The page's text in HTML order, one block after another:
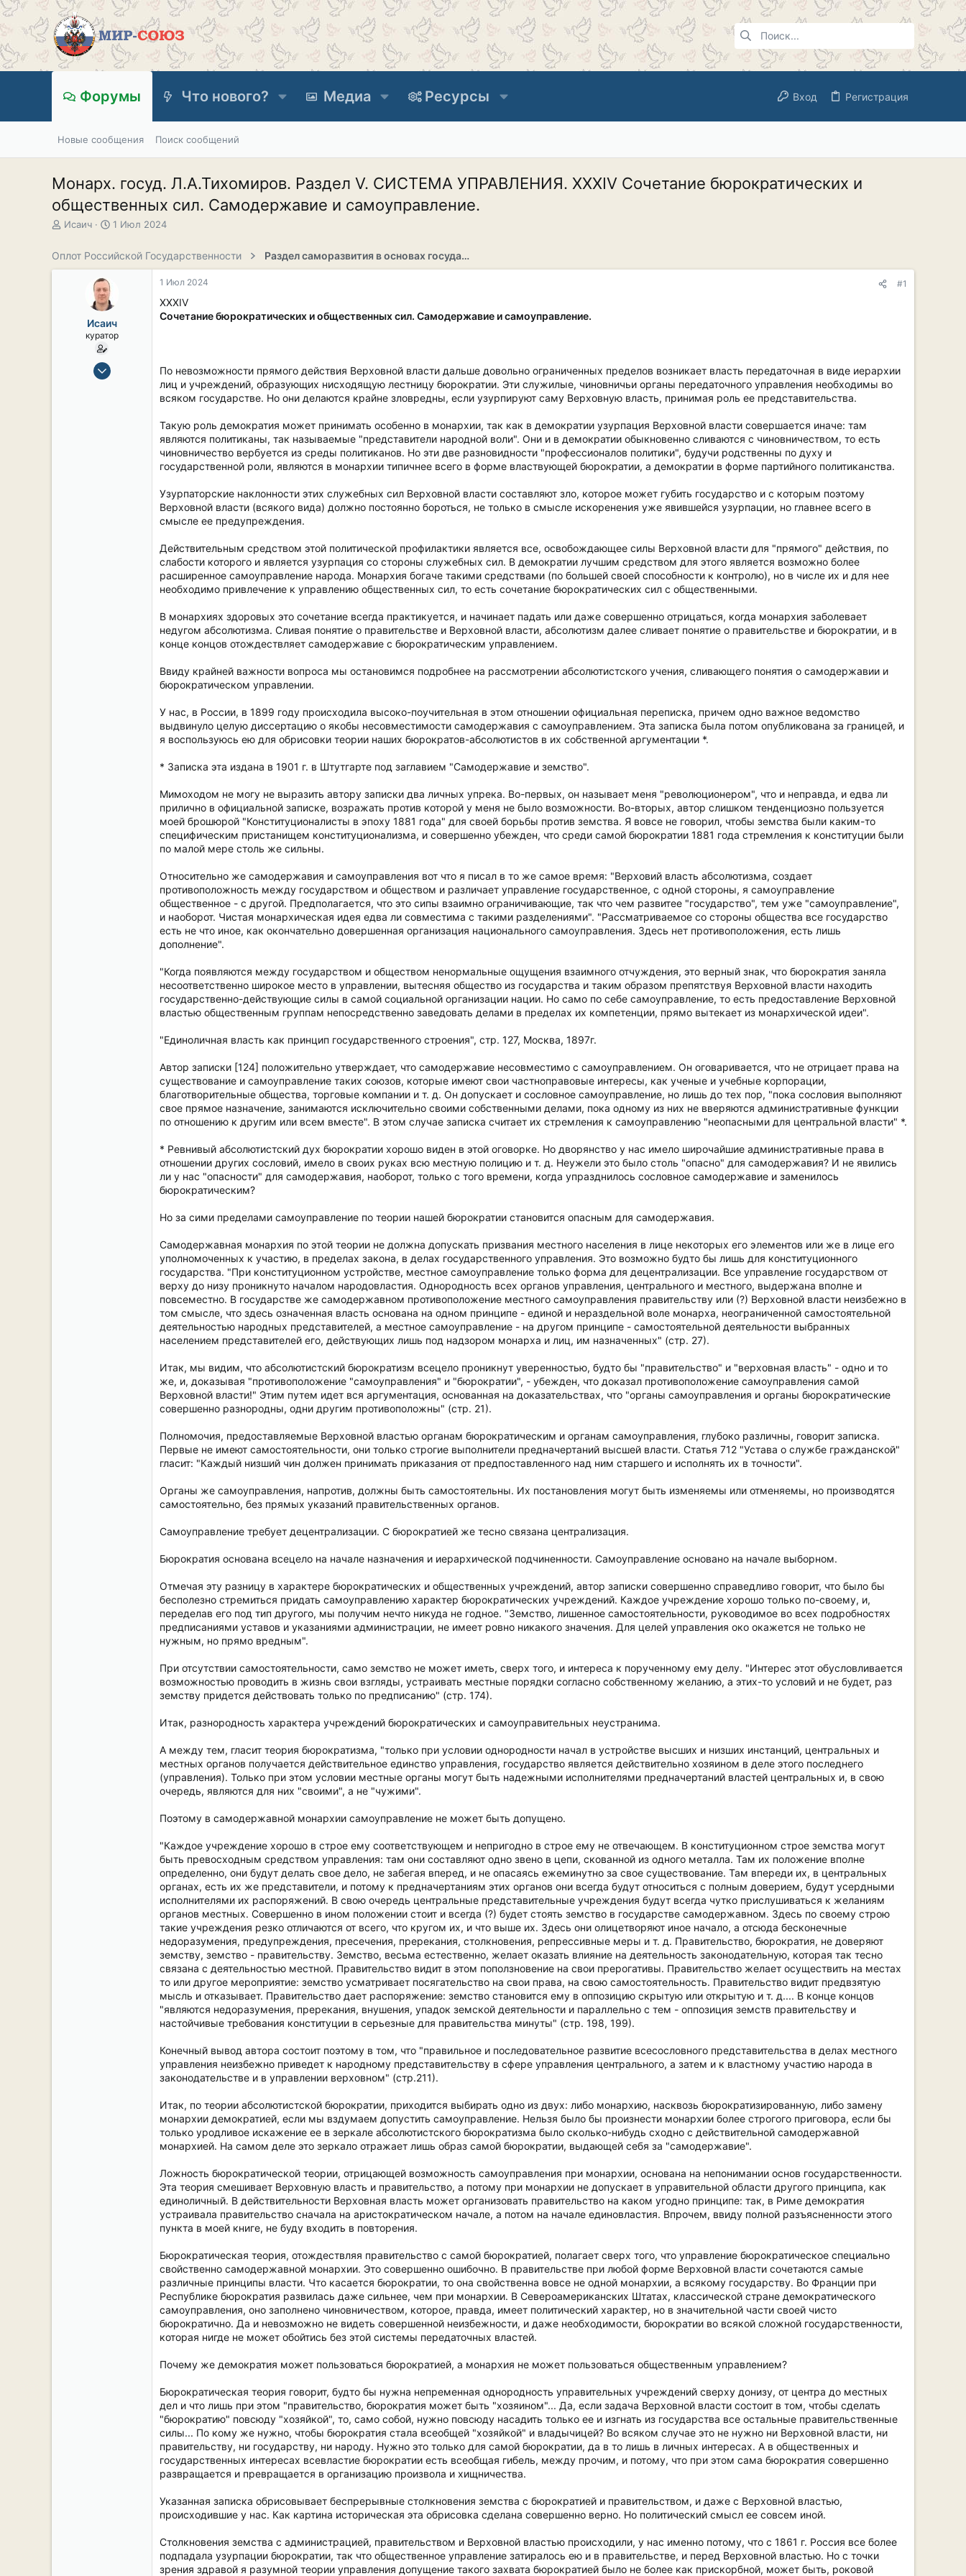
Форумы Что нового? Медиа Ресурсы Вход Регистрация
Новые сообщения Поиск сообщений
Монарх. госуд. Л.А.Тихомиров. Раздел V. СИСТЕМА УПРАВЛЕНИЯ. XXXIV Сочетание бюрократических и
общественных сил. Самодержавие и самоуправление.
А
о
Исаич
Д
а
л
а
1 Июл 2024
Оплот Российской Государственности Раздел саморазвития в основах государственности
Исаич
куратор
15 Сен 2019
1 Июл 2024 #1
XXXIV
Сочетание бюрократических и общественных сил. Самодержавие и самоуправление.
По невозможности прямого действия Верховной власти дальше довольно ограниченных пределов возникает власть передаточная в виде иерархии
лиц и учреждений, образующих нисходящую лестницу бюрократии. Эти служилые, чиновничьи органы передаточного управления необходимы во
всяком государстве. Но они делаются крайне зловредны, если узурпируют саму Верховную власть, принимая роль ее представительства.
Такую роль демократия может принимать особенно в монархии, так как в демократии узурпация Верховной власти совершается иначе: там
являются политиканы, так называемые "представители народной воли". Они и в демократии обыкновенно сливаются с чиновничеством, то есть
чиновничество вербуется из среды политиканов. Но эти две разновидности "профессионалов политики", будучи родственны по духу и
государственной роли, являются в монархии типичнее всего в форме властвующей бюрократии, а демократии в форме партийного политиканства.
Узурпаторские наклонности этих служебных сил Верховной власти составляют зло, которое может губить государство и с которым поэтому
Верховной власти (всякого вида) должно постоянно бороться, не только в смысле искоренения уже явившейся узурпации, но главнее всего в
смысле ее предупреждения.
Действительным средством этой политической профилактики является все, освобождающее силы Верховной власти для "прямого" действия, по
слабости которого и является узурпация со стороны служебных сил. В демократии лучшим средством для этого является возможно более
расширенное самоуправление народа. Монархия богаче такими средствами (по большей своей способности к контролю), но в числе их и для нее
необходимо привлечение к управлению общественных сил, то есть сочетание бюрократических сил с общественными.
В монархиях здоровых это сочетание всегда практикуется, и начинает падать или даже совершенно отрицаться, когда монархия заболевает
недугом абсолютизма. Сливая понятие о правительстве и Верховной власти, абсолютизм далее сливает понятие о правительстве и бюрократии, и в
конце концов отождествляет самодержавие с бюрократическим управлением.
Ввиду крайней важности вопроса мы остановимся подробнее на рассмотрении абсолютистского учения, сливающего понятия о самодержавии и
бюрократическом управлении.
У нас, в России, в 1899 году происходила высоко-поучительная в этом отношении официальная переписка, причем одно важное ведомство
выдвинуло целую диссертацию о якобы несовместимости самодержавия с самоуправлением. Эта записка была потом опубликована за границей, и
я воспользуюсь ею для обрисовки теории наших бюрократов-абсолютистов в их собственной аргументации *.
* Записка эта издана в 1901 г. в Штутгарте под заглавием "Самодержавие и земство".
Мимоходом не могу не выразить автору записки два личных упрека. Во-первых, он называет меня "революционером", что и неправда, и едва ли
прилично в официальной записке, возражать против которой у меня не было возможности. Во-вторых, автор слишком тенденциозно пользуется
моей брошюрой "Конституционалисты в эпоху 1881 года" для своей борьбы против земства. Я вовсе не говорил, чтобы земства были каким-то
специфическим пристанищем конституционализма, и совершенно убежден, что среди самой бюрократии 1881 года стремления к конституции были
по малой мере столь же сильны.
Относительно же самодержавия и самоуправления вот что я писал в то же самое время: "Верховий власть абсолютизма, создает
противоположность между государством и обществом и различает управление государственное, с одной стороны, я самоуправление
общественное - с другой. Предполагается, что это сипы взаимно ограничивающие, так что чем развитее "государство", тем уже "самоуправление",
и наоборот. Чистая монархическая идея едва ли совместима с такими разделениями". "Рассматриваемое со стороны общества все государство
есть не что иное, как окончательно довершенная организация национального самоуправления. Здесь нет противоположения, есть лишь
дополнение".
"Когда появляются между государством и обществом ненормальные ощущения взаимного отчуждения, это верный знак, что бюрократия заняла
несоответственно широкое место в управлении, вытесняя общество из государства и таким образом препятствуя Верховной власти находить
государственно-действующие силы в самой социальной организации нации. Но само по себе самоуправление, то есть предоставление Верховной
властью общественным группам непосредственно заведовать делами в пределах их компетенции, прямо вытекает из монархической идеи".
"Единоличная власть как принцип государственного строения", стр. 127, Москва, 1897г.
Автор записки [124] положительно утверждает, что самодержавие несовместимо с самоуправлением. Он оговаривается, что не отрицает права на
существование и самоуправление таких союзов, которые имеют свои частноправовые интересы, как ученые и учебные корпорации,
благотворительные общества, торговые компании и т. д. Он допускает и сословное самоуправление, но лишь до тех пор, "пока сословия выполняют
свое прямое назначение, занимаются исключительно своими собственными делами, пока одному из них не вверяются административные функции
по отношению к другим или всем вместе". В этом случае записка считает их стремления к самоуправлению "неопасными для центральной власти" *.
* Ревнивый абсолютистский дух бюрократии хорошо виден в этой оговорке. Но дворянство у нас имело широчайшие административные права в
отношении других сословий, имело в своих руках всю местную полицию и т. д. Неужели это было столь "опасно" для самодержавия? И не явились
ли у нас "опасности" для самодержавия, наоборот, только с того времени, когда упразднилось сословное самодержавие и заменилось
бюрократическим?
Но за сими пределами самоуправление по теории нашей бюрократии становится опасным для самодержавия.
Самодержавная монархия по этой теории не должна допускать призвания местного населения в лице некоторых его элементов или же в лице его
уполномоченных к участию, в пределах закона, в делах государственного управления. Это возможно будто бы лишь для конституционного
государства. "При конституционном устройстве, местное самоуправление только форма для децентрализации. Все управление государством от
верху до низу проникнуто началом народовластия. Однородность всех органов управления, центрального и местного, выдержана вполне и
повсеместно. В государстве же самодержавном противоположение местного самоуправления правительству или (?) Верховной власти неизбежно в
том смысле, что здесь означенная власть основана на одном принципе - единой и нераздельной воле монарха, неограниченной самостоятельной
деятельностью народных представителей, а местное самоуправление - на другом принципе - самостоятельной деятельности выбранных
населением представителей его, действующих лишь под надзором монарха и лиц, им назначенных" (стр. 27).
Итак, мы видим, что абсолютистский бюрократизм всецело проникнут уверенностью, будто бы "правительство" и "верховная власть" - одно и то
же, и, доказывая "противоположение "самоуправления" и "бюрократии", - убежден, что доказал противоположение самоуправления самой
Верховной власти!" Этим путем идет вся аргументация, основанная на доказательствах, что "органы самоуправления и органы бюрократические
совершенно разнородны, одни другим противоположны" (стр. 21).
Полномочия, предоставляемые Верховной властью органам бюрократическим и органам самоуправления, глубоко различны, говорит записка.
Первые не имеют самостоятельности, они только строгие выполнители предначертаний высшей власти. Статья 712 "Устава о службе гражданской"
гласит: "Каждый низший чин должен принимать приказания от предпоставленного над ним старшего и исполнять их в точности".
Органы же самоуправления, напротив, должны быть самостоятельны. Их постановления могут быть изменяемы или отменяемы, но производятся
самостоятельно, без прямых указаний правительственных органов.
Самоуправление требует децентрализации. С бюрократией же тесно связана централизация.
Бюрократия основана всецело на начале назначения и иерархической подчиненности. Самоуправление основано на начале выборном.
Отмечая эту разницу в характере бюрократических и общественных учреждений, автор записки совершенно справедливо говорит, что было бы
бесполезно стремиться придать самоуправлению характер бюрократических учреждений. Каждое учреждение хорошо только по-своему, и,
переделав его под тип другого, мы получим нечто никуда не годное. "Земство, лишенное самостоятельности, руководимое во всех подробностях
предписаниями уставов и указаниями администрации, не имеет ровно никакого значения. Для целей управления око окажется не только не
нужным, но прямо вредным".
При отсутствии самостоятельности, само земство не может иметь, сверх того, и интереса к порученному ему делу. "Интерес этот обусловливается
возможностью проводить в жизнь свои взгляды, устраивать местные порядки согласно собственному желанию, а этих-то условий и не будет, раз
земству придется действовать только по предписанию" (стр. 174).
Итак, разнородность характера учреждений бюрократических и самоуправительных неустранима.
А между тем, гласит теория бюрократизма, "только при условии однородности начал в устройстве высших и низших инстанций, центральных и
местных органов получается действительное единство управления, государство является действительно хозяином в деле этого последнего
(управления). Только при этом условии местные органы могут быть надежными исполнителями предначертаний властей центральных и, в свою
очередь, являются для них "своими", а не "чужими".
Поэтому в самодержавной монархии самоуправление не может быть допущено.
"Каждое учреждение хорошо в строе ему соответствующем и непригодно в строе ему не отвечающем. В конституционном строе земства могут
быть превосходным средством управления: там они составляют одно звено в цепи, скованной из одного металла. Там их положение вполне
определенно, они будут делать свое дело, не забегая вперед, и не опасаясь ежеминутно за свое существование. Там впереди их, в центральных
органах, есть их же представители, и потому к предначертаниям этих органов они всегда будут относиться с полным доверием, будут усердными
исполнителями их распоряжений. В свою очередь центральные представительные учреждения будут всегда чутко прислушиваться к желаниям
органов местных. Совершенно в ином положении стоит и всегда (?) будет стоять земство в государстве самодержавном. Здесь по своему строю
такие учреждения резко отличаются от всего, что кругом их, и что выше их. Здесь они олицетворяют иное начало, а отсюда бесконечные
недоразумения, предупреждения, пресечения, пререкания, столкновения, репрессивные меры и т. д. Правительство, бюрократия, не доверяют
земству, земство - правительству. Земство, весьма естественно, желает оказать влияние на деятельность законодательную, которая так тесно
связана с деятельностью местной. Правительство видит в этом поползновение на свои прерогативы. Правительство желает осуществить на местах
то или другое мероприятие: земство усматривает посягательство на свои права, на свою самостоятельность. Правительство видит предвзятую
мысль и отказывает. Правительство дает распоряжение: земство становится ему в оппозицию скрытую или открытую и т. д.... В конце концов
"являются недоразумения, пререкания, внушения, упадок земской деятельности и параллельно с тем - оппозиция земств правительству и
настойчивые требования конституции в серьезные для правительства минуты" (стр. 198, 199).
Конечный вывод автора состоит поэтому в том, что "правильное и последовательное развитие всесословного представительства в делах местного
управления неизбежно приведет к народному представительству в сфере управления центрального, а затем и к властному участию народа в
законодательстве и в управлении верховном" (стр.211).
Итак, по теории абсолютистской бюрократии, приходится выбирать одно из двух: либо монархию, насквозь бюрократизированную, либо замену
монархии демократией, если мы вздумаем допустить самоуправление. Нельзя было бы произнести монархии более строгого приговора, если бы
только уродливое искажение ее в зеркале абсолютистского бюрократизма было сколько-нибудь сходно с действительной самодержавной
монархией. На самом деле это зеркало отражает лишь образ самой бюрократии, выдающей себя за "самодержавие".
Ложность бюрократической теории, отрицающей возможность самоуправления при монархии, основана на непонимании основ государственности.
Эта теория смешивает Верховную власть и правительство, а потому при монархии не допускает в управительной области другого принципа, как
единоличный. В действительности Верховная власть может организовать правительство на каком угодно принципе: так, в Риме демократия
устраивала правительство сначала на аристократическом начале, а потом на начале единовластия. Впрочем, ввиду полной разъясненности этого
пункта в моей книге, не буду входить в повторения.
Бюрократическая теория, отождествляя правительство с самой бюрократией, полагает сверх того, что управление бюрократическое специально
свойственно самодержавной монархии. Это совершенно ошибочно. В правительстве при любой форме Верховной власти сочетаются самые
различные принципы власти. Что касается бюрократии, то она свойственна вовсе не одной монархии, а всякому государству. Во Франции при
Республике бюрократия развилась даже сильнее, чем при монархии. В Североамериканских Штатах, классической стране демократического
самоуправления, оно заполнено чиновничеством, которое, правда, имеет политический характер, но в значительной части своей чисто
бюрократично. Да и невозможно не видеть совершенной неизбежности, и даже необходимости, бюрократии во всякой сложной государственности,
которая нигде не может обойтись без этой системы передаточных властей.
Почему же демократия может пользоваться бюрократией, а монархия не может пользоваться общественным управлением?
Бюрократическая теория говорит, будто бы нужна непременная однородность управительных учреждений сверху донизу, от центра до местных
дел и что лишь при этом "правительство, бюрократия может быть "хозяином"... Да, если задача Верховной власти состоит в том, чтобы сделать
"бюрократию" повсюду "хозяйкой", то, само собой, нужно повсюду насадить только ее и изгнать из государства все остальные правительственные
силы... По кому же нужно, чтобы бюрократия стала всеобщей "хозяйкой" и владычицей? Во всяком случае это не нужно ни Верховной власти, ни
правительству, ни государству, ни народу. Нужно это только для самой бюрократии, да в то лишь в личных интересах. А в общественных и
государственных интересах всевластие бюрократии есть всеобщая гибель, между прочим, и потому, что при этом сама бюрократия совершенно
развращается и превращается в организацию произвола и хищничества.
Указанная записка обрисовывает беспрерывные столкновения земства с бюрократией и правительством, и даже с Верховной властью,
происходившие у нас. Как картина историческая эта обрисовка сделана совершенно верно. Но политический смысл ее совсем иной.
Столкновения земства с администрацией, правительством и Верховной властью происходили, у нас именно потому, что с 1861 г. Россия все более
подпадала узурпации бюрократии, так что общественное управление затиралось ею и в правительстве, и перед Верховной властью. Но с точки
зрения здравой я разумной теории управления допущение такого захвата бюрократией было не более как прискорбной, может быть, роковой